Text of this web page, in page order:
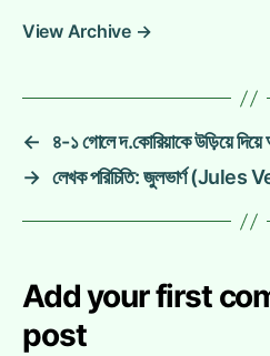
View Archive →
←
৪-১ গোলে দ.কোরিয়াকে উড়িয়ে দিয়ে
→ লেখক পরিচিতি: জুলভার্ণ (Jules
Add your first
post